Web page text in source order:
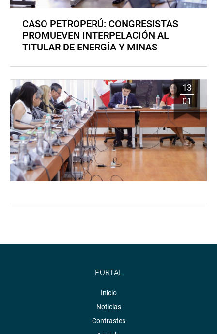
CASO PETROPERÚ: CONGRESISTAS
PROMUEVEN INTERPELACIÓN AL
TITULAR DE ENERGÍA Y MINAS
13
01
PORTAL
Inicio
Noticias
Contrastes